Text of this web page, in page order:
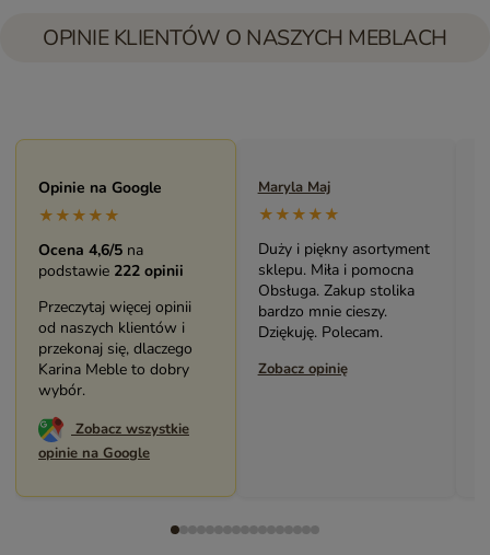
OPINIE KLIENTÓW O NASZYCH MEBLACH
Opinie na Google
★★★★★
Ocena 4,6/5 na
podstawie 222 opinii
Przeczytaj więcej opinii
od naszych klientów i
przekonaj się, dlaczego
Karina Meble to dobry
wybór.
Zobacz wszystkie
opinie na Google
Maryla Maj
★★★★★
Duży i piękny asortyment
sklepu. Miła i pomocna
Obsługa. Zakup stolika
bardzo mnie cieszy.
Dziękuję. Polecam.
Zobacz opinię